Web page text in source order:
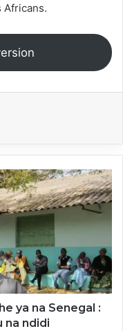
Africans.
ya na Senegal :
na ndidi